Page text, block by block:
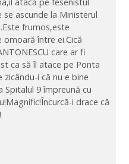
ascunde la Ministerul
frumos,este
între ei.Cică
care ar fi
ca să îl atace pe Ponta
zicându-i că nu e bine
Spitalul 9 împreună cu
i drace că